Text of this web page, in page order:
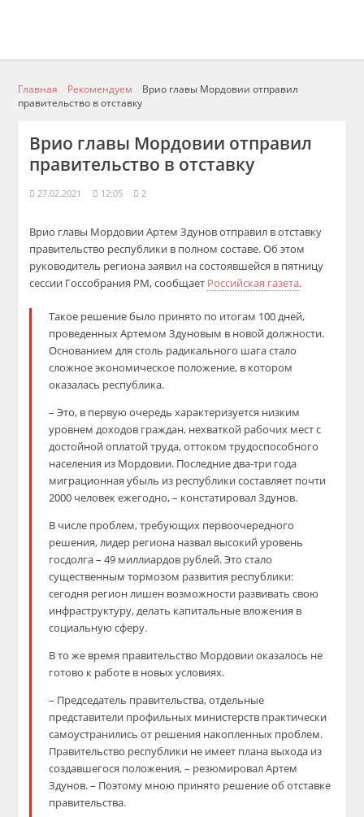
Главная Рекомендуем
Врио главы Мордовии отправил
правительство в отставку
Врио главы Мордовии отправил
правительство в отставку
27.02.2021 12:05 2
Врио главы Мордовии Артем Здунов отправил в отставку
правительство республики в полном составе. Об этом
руководитель региона заявил на состоявшейся в пятницу
сессии Госсобрания РМ, сообщает Российская газета.
Такое решение было принято по итогам 100 дней,
проведенных Артемом Здуновым в новой должности.
Основанием для столь радикального шага стало
сложное экономическое положение, в котором
оказалась республика.
– Это, в первую очередь характеризуется низким
уровнем доходов граждан, нехваткой рабочих мест с
достойной оплатой труда, оттоком трудоспособного
населения из Мордовии. Последние два-три года
миграционная убыль из республики составляет почти
2000 человек ежегодно, – констатировал Здунов.
В числе проблем, требующих первоочередного
решения, лидер региона назвал высокий уровень
госдолга – 49 миллиардов рублей. Это стало
существенным тормозом развития республики:
сегодня регион лишен возможности развивать свою
инфраструктуру, делать капитальные вложения в
социальную сферу.
В то же время правительство Мордовии оказалось не
готово к работе в новых условиях.
– Председатель правительства, отдельные
представители профильных министерств практически
самоустранились от решения накопленных проблем.
Правительство республики не имеет плана выхода из
создавшегося положения, – резюмировал Артем
Здунов. – Поэтому мною принято решение об отставке
правительства.